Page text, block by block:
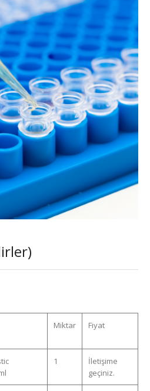
Miktar Fiyat
1
İletişime
geçiniz.